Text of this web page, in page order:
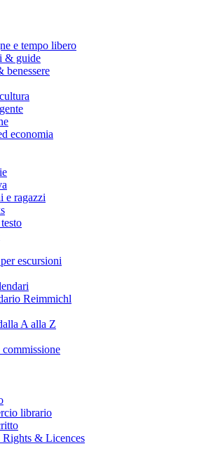
e tempo libero
& guide
benessere
economia
e ragazzi
escursioni
Reimmichl
A alla Z
librario
Rights & Licences